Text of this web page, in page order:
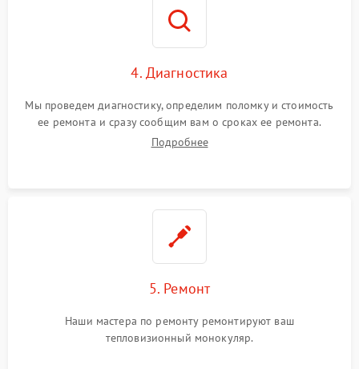
4. Диагностика
Мы проведем диагностику, определим поломку и стоимость
ее ремонта и сразу сообщим вам о сроках ее ремонта.
Подробнее
5. Ремонт
Наши мастера по ремонту ремонтируют ваш
тепловизионный монокуляр.